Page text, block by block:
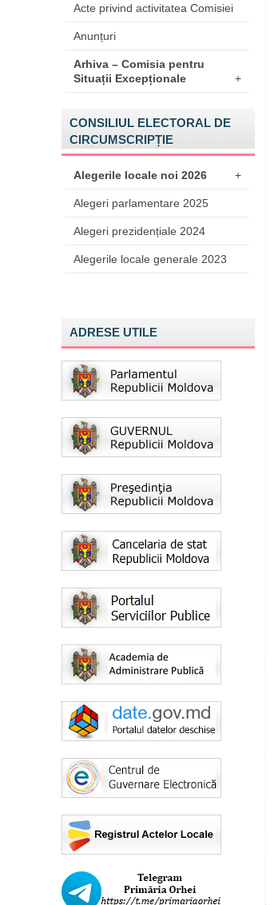
Acte privind activitatea Comisiei
Anunțuri
Arhiva – Comisia pentru
Situații Excepționale
+
CONSILIUL ELECTORAL DE
CIRCUMSCRIPȚIE
Alegerile locale noi 2026 +
Alegeri parlamentare 2025
Alegeri prezidențiale 2024
Alegerile locale generale 2023
ADRESE UTILE